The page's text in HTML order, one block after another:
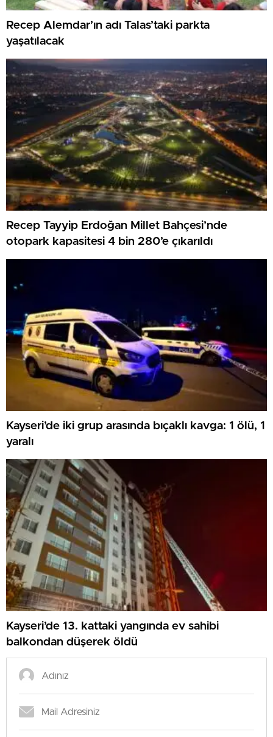
Recep Alemdar’ın adı Talas’taki parkta
yaşatılacak
Recep Tayyip Erdoğan Millet Bahçesi’nde
otopark kapasitesi 4 bin 280’e çıkarıldı
Kayseri’de iki grup arasında bıçaklı kavga: 1 ölü, 1
yaralı
Kayseri’de 13. kattaki yangında ev sahibi
balkondan düşerek öldü